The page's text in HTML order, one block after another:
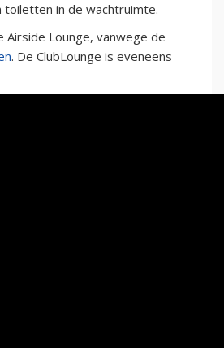
toiletten in de wachtruimte.
Airside Lounge, vanwege de
. De ClubLounge is eveneens